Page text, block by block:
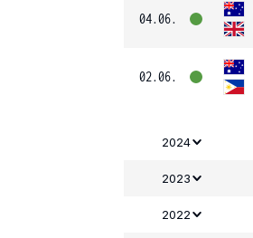
04.06.
02.06.
2024
2023
2022